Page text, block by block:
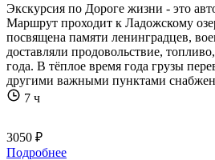
Экскурсия по Дороге жизни - это
Маршрут проходит к Ладожскому
посвящена памяти ленинградцев,
доставляли продовольствие,
года. В тёплое время года грузы
другими важными пунктами
7 ч
3050 ₽
Подробнее